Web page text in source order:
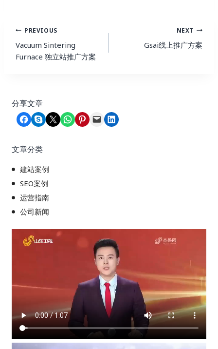
Post
Navigation
PREVIOUS
Vacuum Sintering
Furnace 独立站推广方案
NEXT
Gsai线上推广方案
分享文章
Share on Facebook
Share on Skype
Share on X Share on WhatsApp
Share on Pinterest
Email this PageShare on LinkedIn
文章分类
建站案例
SEO案例
运营指南
公司新闻